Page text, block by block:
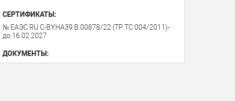
СЕРТИФИКАТЫ:
№ ЕАЭС RU C-BY.HA39.B.00878/22 (ТР ТС 004/2011)-
до 16.02.2027
ДОКУМЕНТЫ: